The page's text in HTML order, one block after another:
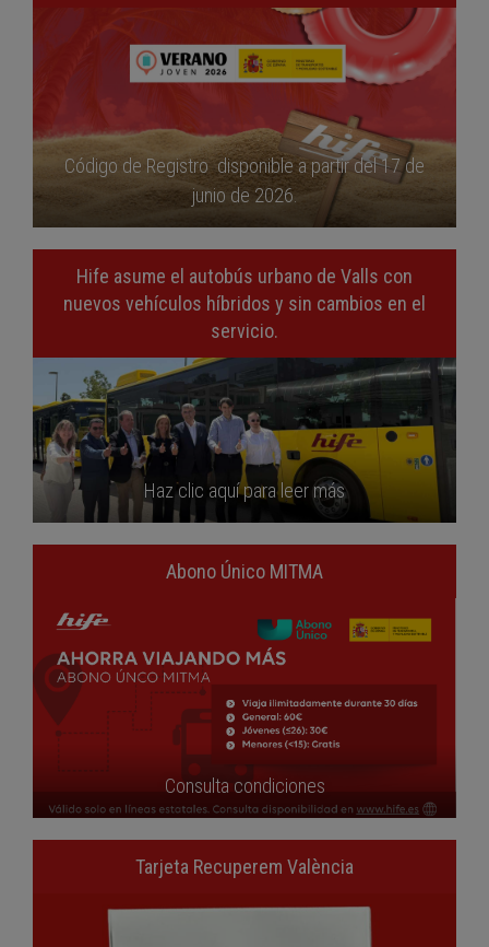
Código de Registro disponible a partir del 17 de
junio de 2026.
Hife asume el autobús urbano de Valls con
nuevos vehículos híbridos y sin cambios en el
servicio.
Haz clic aquí para leer más
Abono Único MITMA
Consulta condiciones
Tarjeta Recuperem València